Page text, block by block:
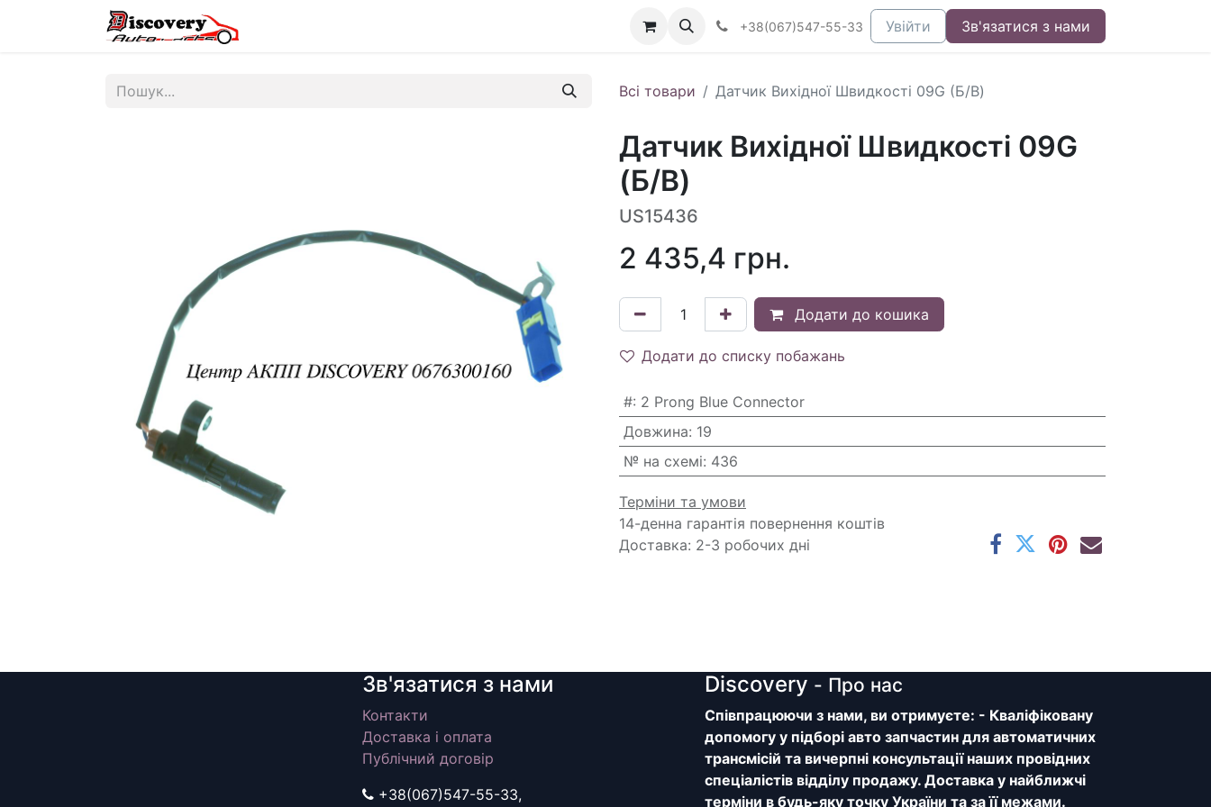
+38(067)547-55-33 Увійти Зв'язатися з нами
Всі товари Датчик Вихідної Швидкості 09G (Б/В)
Датчик Вихідної Швидкості 09G
(Б/В)
US15436
2 435,4 грн.
Додати до кошика
Додати до списку побажань
#: 2 Prong Blue Connector
Довжина: 19
№ на схемі: 436
Терміни та умови
14-денна гарантія повернення коштів
Доставка: 2-3 робочих дні
Зв'язатися з нами
Контакти
Доставка і оплата
Публічний договір
+38(067)547-55-33,
Discovery - Про нас
Співпрацюючи з нами, ви отримуєте: - Кваліфіковану
допомогу у підборі авто запчастин для автоматичних
трансмісій та вичерпні консультації наших провідних
спеціалістів відділу продажу. Доставка у найближчі
терміни в будь-яку точку України та за її межами.